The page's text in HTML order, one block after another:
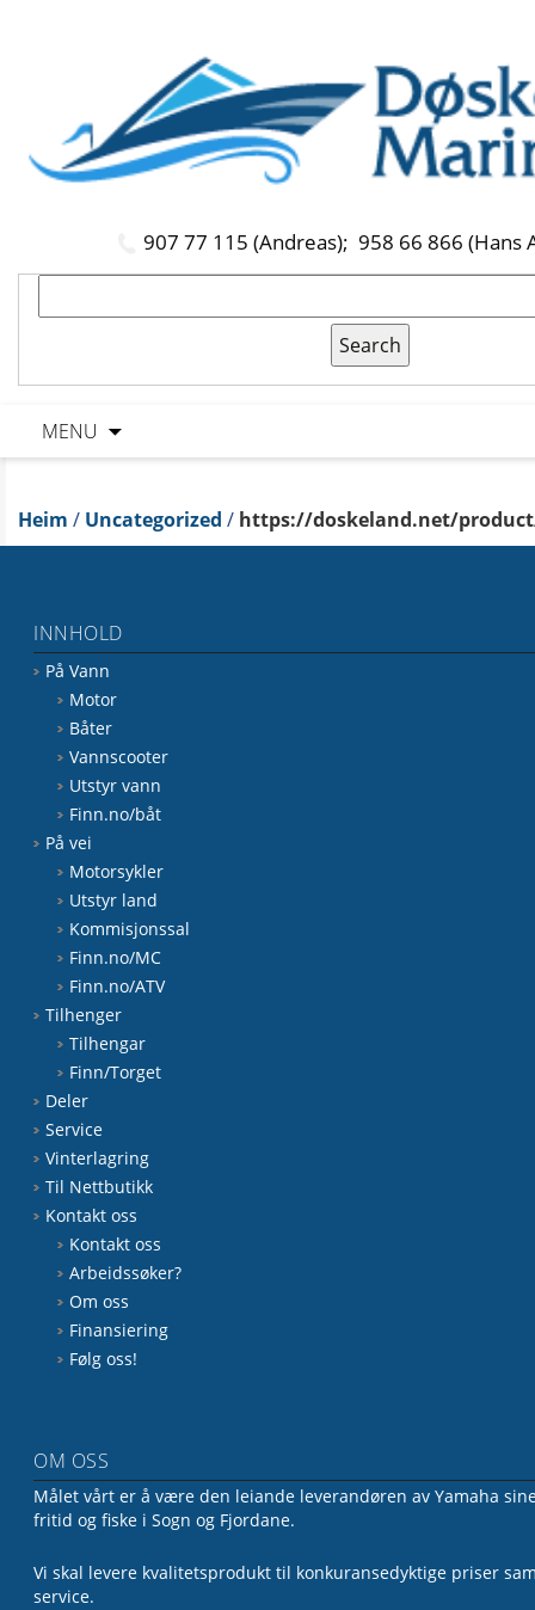
907 77 115 (Andreas); 958 66 866 (Hans
MENU
Heim / Uncategorized / https://doskeland.net/
INNHOLD
På Vann
Motor
Båter
Vannscooter
Utstyr vann
Finn.no/båt
På vei
Motorsykler
Utstyr land
Kommisjonssal
Finn.no/MC
Finn.no/ATV
Tilhenger
Tilhengar
Finn/Torget
Deler
Service
Vinterlagring
Til Nettbutikk
Kontakt oss
Kontakt oss
Arbeidssøker?
Om oss
Finansiering
Følg oss!
OM OSS
Målet vårt er å være den leiande leverandøren av Yamaha
fritid og fiske i Sogn og Fjordane.
Vi skal levere kvalitetsprodukt til konkuransedyktige priser
service.